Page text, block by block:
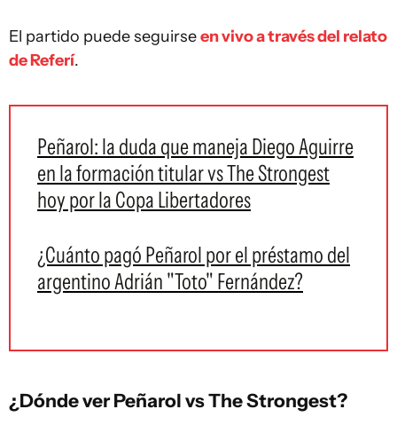
El partido puede seguirseen vivo a través del relato
de Referí.
Peñarol: la duda que maneja Diego Aguirre
en la formación titular vs The Strongest
hoy por la Copa Libertadores
¿Cuánto pagó Peñarol por el préstamo del
argentino Adrián "Toto" Fernández?
¿Dónde ver Peñarol vs The Strongest?